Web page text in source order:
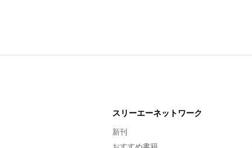
スリーエーネットワーク
新刊